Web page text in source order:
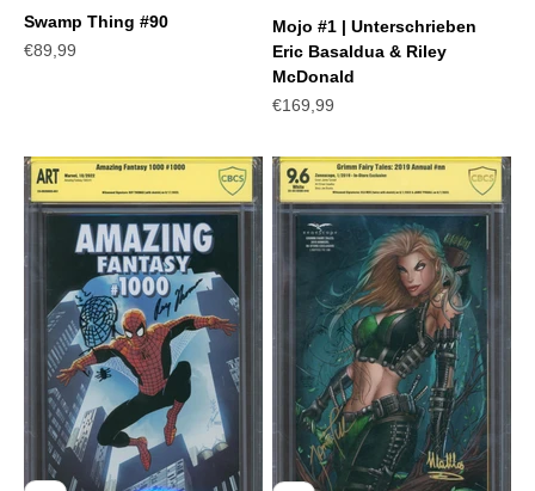
Swamp Thing #90
Angebot
€89,99
Mojo #1 | Unterschrieben
Eric Basaldua & Riley
McDonald
Angebot
€169,99